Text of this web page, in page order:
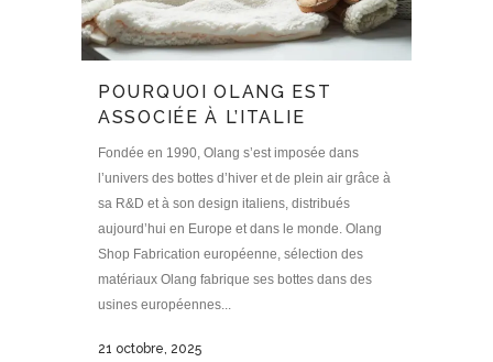
POURQUOI OLANG EST
ASSOCIÉE À L’ITALIE
Fondée en 1990, Olang s’est imposée dans
l’univers des bottes d’hiver et de plein air grâce à
sa R&D et à son design italiens, distribués
aujourd’hui en Europe et dans le monde. Olang
Shop Fabrication européenne, sélection des
matériaux Olang fabrique ses bottes dans des
usines européennes...
21 octobre, 2025